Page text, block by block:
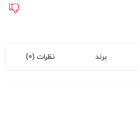
برند نظرات (0)